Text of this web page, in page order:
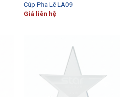
Cúp Pha Lê LA09
Giá liên hệ